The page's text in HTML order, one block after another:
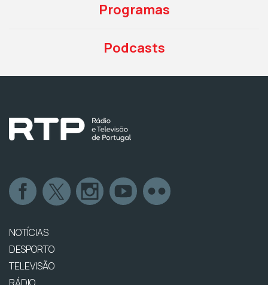
Programas
Podcasts
NOTÍCIAS
DESPORTO
TELEVISÃO